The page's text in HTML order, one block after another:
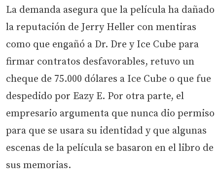
La demanda asegura que la película ha dañado
la reputación de Jerry Heller con mentiras
como que engañó a Dr. Dre y Ice Cube para
firmar contratos desfavorables, retuvo un
cheque de 75.000 dólares a Ice Cube o que fue
despedido por Eazy E. Por otra parte, el
empresario argumenta que nunca dio permiso
para que se usara su identidad y que algunas
escenas de la película se basaron en el libro de
sus memorias.